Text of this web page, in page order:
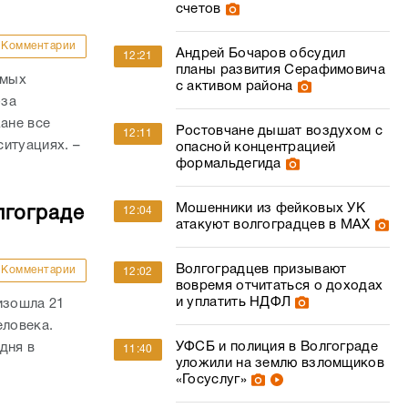
Комментарии
все
–
Комментарии
21
в
счетов
12:21
Андрей Бочаров обсудил
планы развития Серафимовича
с активом района
12:11
Ростовчане дышат воздухом с
опасной концентрацией
формальдегида
12:04
Мошенники из фейковых УК
атакуют волгоградцев в МАХ
12:02
Волгоградцев призывают
вовремя отчитаться о доходах
и уплатить НДФЛ
11:40
УФСБ и полиция в Волгограде
уложили на землю взломщиков
«Госуслуг»